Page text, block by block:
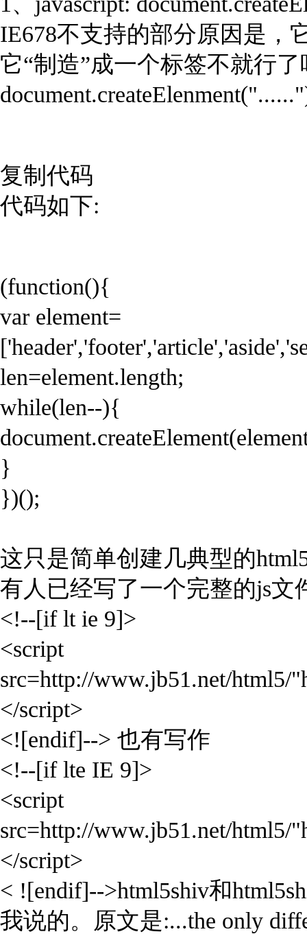
IE678不支持的部分原因是，
它“制造”成一个标签不就行
复制代码
代码如下:
(function(){
var element=
len=element.length;
while(len--){
}
})();
这只是简单创建几典型的
有人已经写了一个完整的js
<!--[if lt ie 9]>
<script
src=http://www.jb51.net/html5/
</script>
<![endif]--> 也有写作
<!--[if lte IE 9]>
<script
src=http://www.jb51.net/html5/
</script>
< ![endif]-->html5shiv和
我说的。原文是:...the only